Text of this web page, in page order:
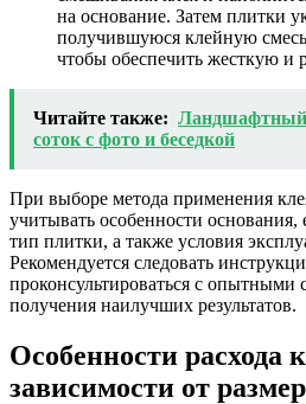
на основание. Затем плитки
получившуюся клейную
чтобы обеспечить жесткую и
Читайте также: Ландшафтный
соток с фото и беседкой
При выборе метода применения
учитывать особенности основания,
тип плитки, а также условия
Рекомендуется следовать
проконсультироваться с опытными
получения наилучших результатов.
Особенности расхода
зависимости от